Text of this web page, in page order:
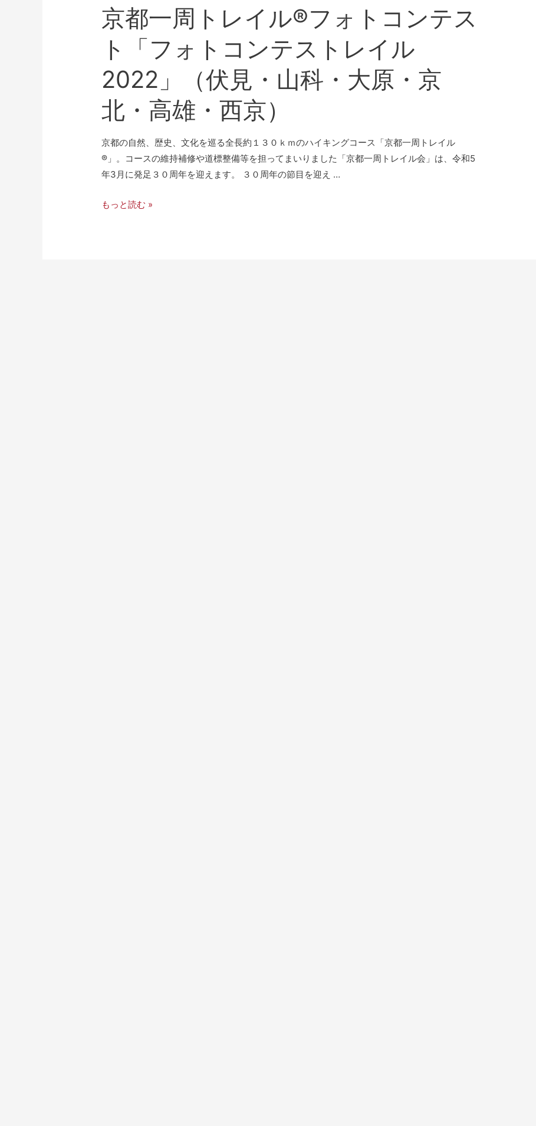
京都一周トレイル®フォトコンテス
ト「フォトコンテストレイル
2022」（伏見・山科・大原・京
北・高雄・西京）
京都の自然、歴史、文化を巡る全長約１３０ｋｍのハイキングコース「京都一周トレイル
®」。コースの維持補修や道標整備等を担ってまいりました「京都一周トレイル会」は、令和5
年3月に発足３０周年を迎えます。 ３０周年の節目を迎え …
もっと読む »